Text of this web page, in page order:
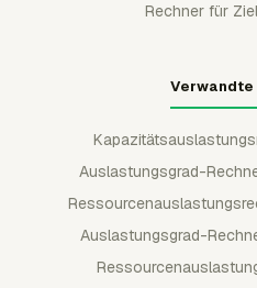
Rechner für
Verwandte
Auslastungsgrad-
Auslastungsgrad-